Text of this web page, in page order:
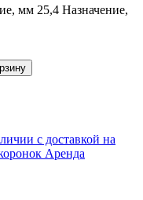
мм 25,4 Назначение,
с доставкой на
Аренда